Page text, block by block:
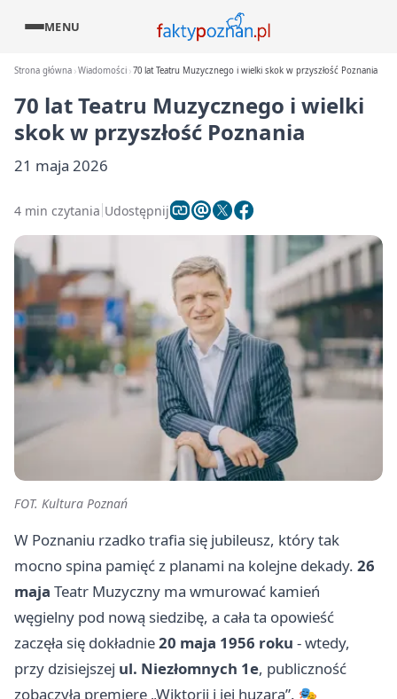
MENU
Strona główna Wiadomości 70 lat Teatru Muzycznego i wielki skok w przyszłość Poznania
70 lat Teatru Muzycznego i wielki
skok w przyszłość Poznania
21 maja 2026
4 min czytania Udostępnij
FOT. Kultura Poznań
W Poznaniu rzadko trafia się jubileusz, który tak
mocno spina pamięć z planami na kolejne dekady. 26
maja Teatr Muzyczny ma wmurować kamień
węgielny pod nową siedzibę, a cała ta opowieść
zaczęła się dokładnie20 maja 1956 roku - wtedy,
przy dzisiejszej ul. Niezłomnych 1e, publiczność
zobaczyła premierę „Wiktorii i jej huzara”. 🎭